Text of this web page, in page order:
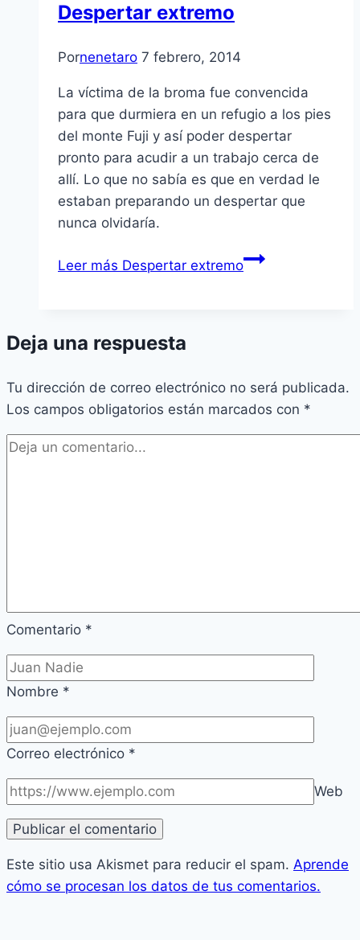
Despertar extremo
Pornenetaro 7 febrero, 2014
La víctima de la broma fue convencida
para que durmiera en un refugio a los pies
del monte Fuji y así poder despertar
pronto para acudir a un trabajo cerca de
allí. Lo que no sabía es que en verdad le
estaban preparando un despertar que
nunca olvidaría.
Leer más Despertar extremo
Deja una respuesta
Tu dirección de correo electrónico no será publicada.
Los campos obligatorios están marcados con *
Comentario *
Nombre *
Correo electrónico *
Web
Este sitio usa Akismet para reducir el spam. Aprende
cómo se procesan los datos de tus comentarios.